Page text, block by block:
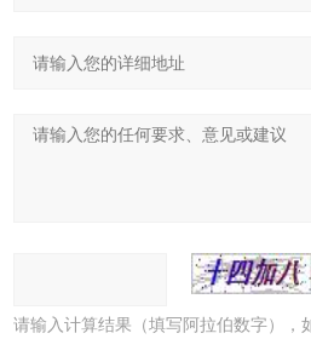
请输入计算结果（填写阿拉伯数字），